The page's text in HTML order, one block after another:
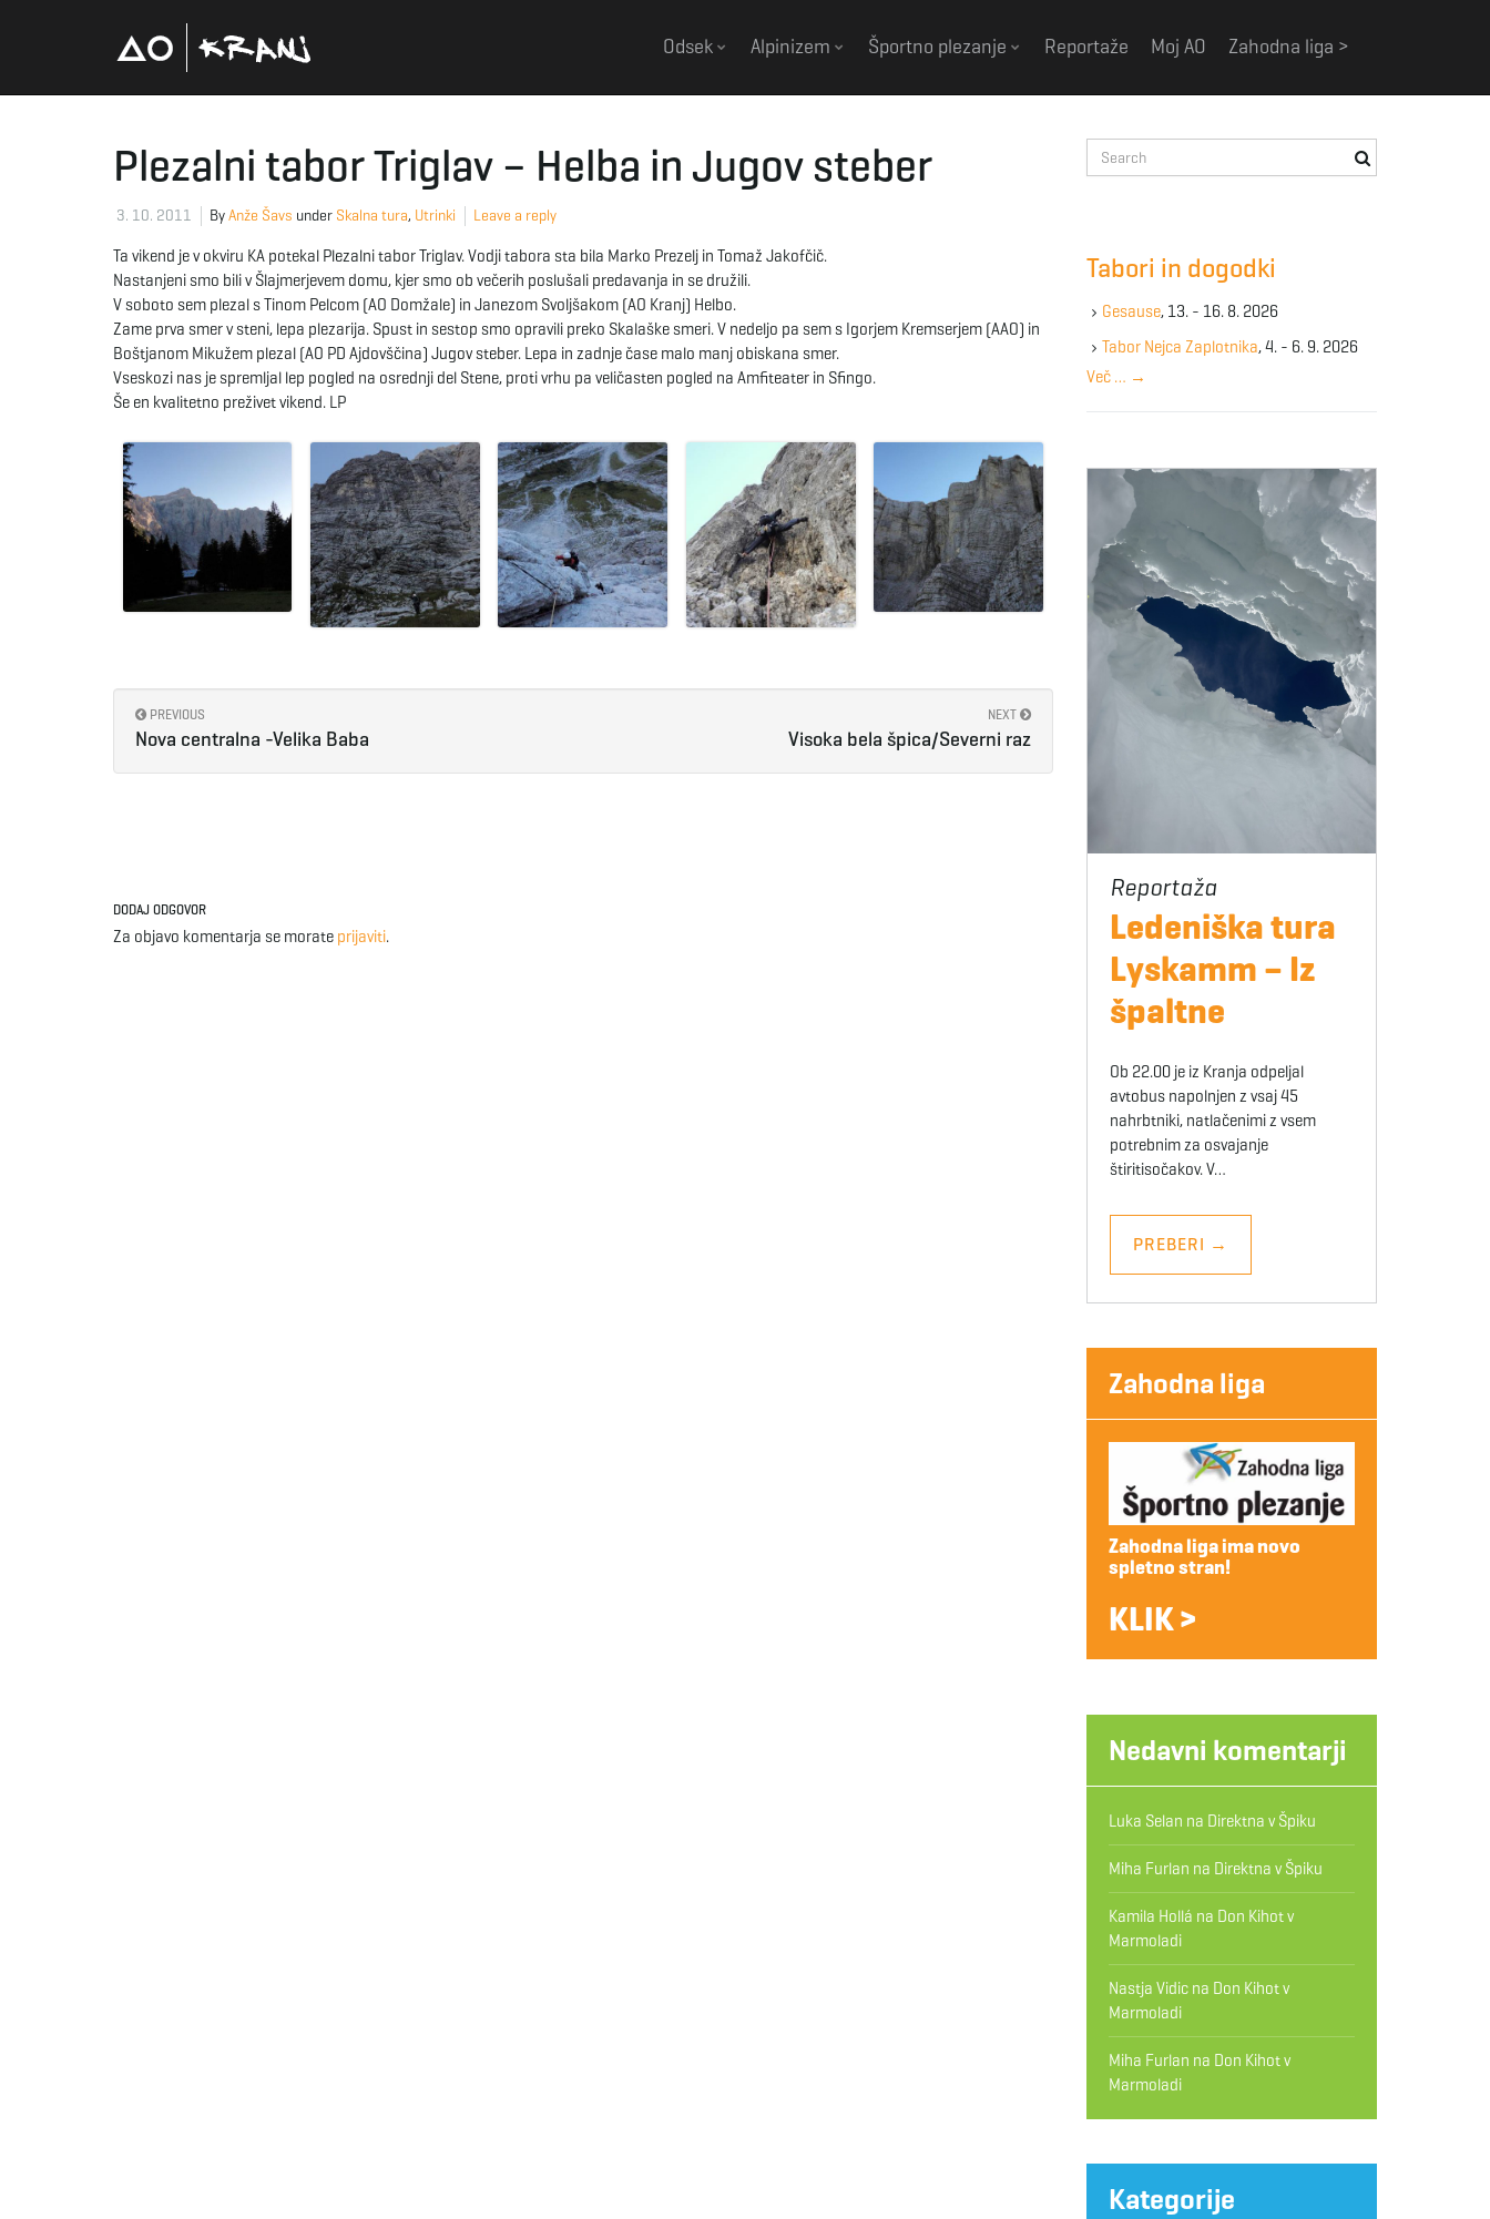
Odsek Alpinizem Športno plezanje Reportaže Moj AO Zahodna liga >
Plezalni tabor Triglav – Helba in Jugov steber
3. 10. 2011 ByAnže Šavs under Skalna tura, Utrinki Leave a reply
Ta vikend je v okviru KA potekal Plezalni tabor Triglav. Vodji tabora sta bila Marko Prezelj in Tomaž Jakofčič.
Nastanjeni smo bili v Šlajmerjevem domu, kjer smo ob večerih poslušali predavanja in se družili.
V soboto sem plezal s Tinom Pelcom (AO Domžale) in Janezom Svoljšakom (AO Kranj) Helbo.
Zame prva smer v steni, lepa plezarija. Spust in sestop smo opravili preko Skalaške smeri. V nedeljo pa sem s Igorjem Kremserjem (AAO) in
Boštjanom Mikužem plezal (AO PD Ajdovščina) Jugov steber. Lepa in zadnje čase malo manj obiskana smer.
Vseskozi nas je spremljal lep pogled na osrednji del Stene, proti vrhu pa veličasten pogled na Amfiteater in Sfingo.
Še en kvalitetno preživet vikend. LP
PREVIOUS
Nova centralna -Velika Baba
NEXT
Visoka bela špica/Severni raz
DODAJ ODGOVOR
Za objavo komentarja se morate prijaviti.
e
e
y
w
r
Tabori in dogodki
Gesause, 13. - 16. 8. 2026
Tabor Nejca Zaplotnika, 4. - 6. 9. 2026
Več … →
Ledeniška tura
Lyskamm – Iz
špaltne
Ob 22.00 je iz Kranja odpeljal
avtobus napolnjen z vsaj 45
nahrbtniki, natlačenimi z vsem
potrebnim za osvajanje
štiritisočakov. V…
PREBERI →
Zahodna liga
Zahodna liga ima novo
spletno stran!
KLIK >
Nedavni komentarji
Luka Selan na Direktna v Špiku
Miha Furlan na Direktna v Špiku
Kamila Hollá na Don Kihot v
Marmoladi
Nastja Vidicna Don Kihot v
Marmoladi
Miha Furlan na Don Kihot v
Marmoladi
Kategorije